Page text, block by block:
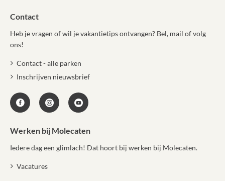
Contact
Heb je vragen of wil je vakantietips ontvangen? Bel, mail of volg
ons!
Contact - alle parken
Inschrijven nieuwsbrief
Werken bij Molecaten
Iedere dag een glimlach! Dat hoort bij werken bij Molecaten.
Vacatures